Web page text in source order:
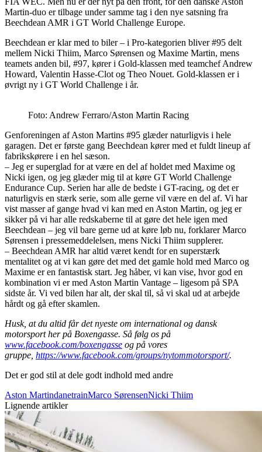
Martin-duo er tilbage under samme tag i den nye satsning fra
Beechdean AMR i GT World Challenge Europe.
Beechdean er klar med to biler – i Pro-kategorien bliver #95 delt
mellem Nicki Thiim, Marco Sørensen og Maxime Martin, mens
teamets anden bil, #97, kører i Gold-klassen med teamchef Andrew
Howard, Valentin Hasse-Clot og Theo Nouet. Gold-klassen er i
øvrigt ny i GT World Challenge i år.
Foto: Andrew Ferraro/Aston Martin Racing
Genforeningen af Aston Martins #95 glæder naturligvis i hele
garagen. Det er første gang Beechdean kører med et fuldt lineup af
fabrikskørere i en hel sæson.
– Jeg er superglad for at være en del af holdet med Maxime og
Nicki igen, og jeg glæder mig til at køre GT World Challenge
Endurance Cup. Serien har alle de bedste i GT-racing, og det er
naturligvis en stærk serie, som alle gerne vil være en del af. Vi har
vist masser af gange hvad vi kan med en Aston Martin, og jeg er
sikker på vi har alle redskaberne til at gøre det hele igen med
Beechdean – jeg vil bare gerne ud at køre løb nu, forklarer Marco
Sørensen i pressemeddelelsen, mens Nicki Thiim supplerer.
– Beechdean AMR har altid været kendt for en superstærk
mentalitet og at vi kan gøre det med det gamle hold med Marco og
Maxime er en fantastisk start. Jeg håber, vi kan vise, hvor god en
kombination vi er med Aston Martin Vantage – ligesom på SPA
sidste år. Vi ved bilen har alt, der skal til, så vi skal ud at arbejde
hårdt og gå efter skamlen.
Husk, at du altid får det nyeste om international og dansk
motorsport her på Boxengasse. Så følg os på
www.facebook.com/boxengasse og på vores
gruppe, https://www.facebook.com/groups/nytommotorsport/.
Det er god stil at dele godt indhold med andre
Aston MartindanetrainMarco SørensenNicki Thiim
Lignende artikler